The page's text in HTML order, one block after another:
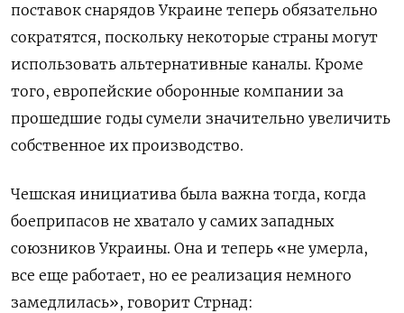
поставок снарядов Украине теперь обязательно
сократятся, поскольку некоторые страны могут
использовать альтернативные каналы. Кроме
того, европейские оборонные компании за
прошедшие годы сумели значительно увеличить
собственное их производство.
Чешская инициатива была важна тогда, когда
боеприпасов не хватало у самих западных
союзников Украины. Она и теперь «не умерла,
все еще работает, но ее реализация немного
замедлилась», говорит Стрнад: